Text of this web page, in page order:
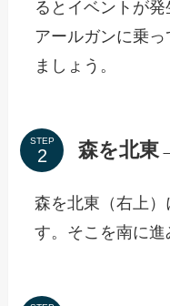
るとイベントが発
アールガンに乗
ましょう。
STEP 森を北東
森を北東（右上
す。そこを南に進